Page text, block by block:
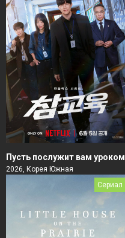
Пусть послужит вам уроком
2026, Корея Южная
Сериал